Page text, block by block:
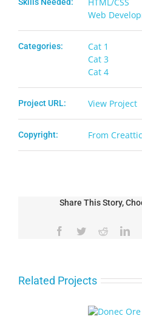
Web
Categories:
Cat 1
Cat 3
Cat 4
Project URL: View Project
Copyright: From
Share This Story,
Facebook
TwitterReddit
Related Projects